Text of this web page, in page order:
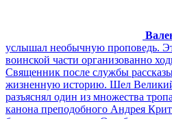
услышал необычную проповедь.
воинской части организованно
Священник после службы
жизненную историю. Шел
разъяснял один из множества
канона преподобного Андрея